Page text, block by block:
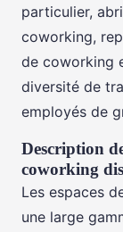
particulier,
coworking,
de coworking
diversité de
employés de
Description
coworking
Les espaces
une large